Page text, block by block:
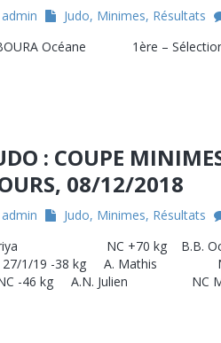
admin Judo, Minimes, Résultats
Océane 1ère –
: COUPE
08/12/2018
admin Judo, Minimes, Résultats
NC +70 kg B.B.
du 27/1/19 -38 kg A.
kg A.N. Julien